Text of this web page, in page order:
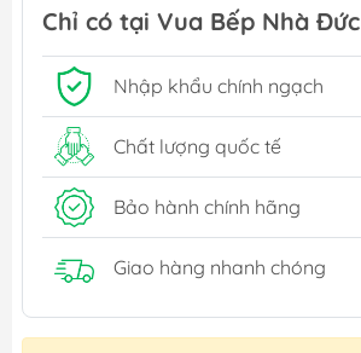
Chỉ có tại Vua Bếp Nhà Đức
Nhập khẩu chính ngạch
Chất lượng quốc tế
Bảo hành chính hãng
Giao hàng nhanh chóng